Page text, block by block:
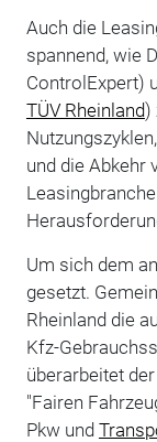
Auch die
spannend, wie
ControlExpert)
TÜV Rheinland)
und die Abkehr
Um sich dem
gesetzt.
Rheinland die
Kfz-
überarbeitet
"Fairen
Pkw und